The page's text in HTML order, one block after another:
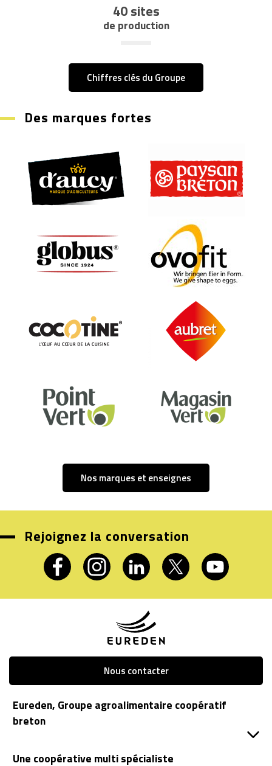
40sites
de production
Chiffres clés du Groupe
Des marques fortes
Nos marques et enseignes
Rejoignez la conversation
Nous contacter
Eureden, Groupe agroalimentaire coopératif
breton
Une coopérative multi spécialiste